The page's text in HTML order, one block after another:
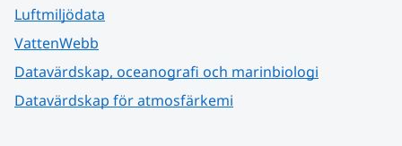
Luftmiljödata
VattenWebb
Datavärdskap, oceanografi och marinbiologi
Datavärdskap för atmosfärkemi